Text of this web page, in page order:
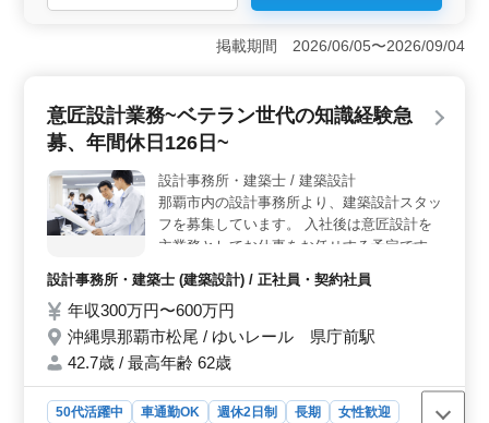
＜設備設計業務募集☆ベテラン経験者ご応募歓迎！週休2
日制で働きやすい環境を提供◎＞ 当社では設計事務所
での設備設計業務に携わるプロフェッショナルを募集し
い。 ＜業務内容と備考＞ 施主との打ち合わせや現
地調査から基本設計、実施設計、積算まで、設計業務全
歓迎し、効率的な業務遂行をサポートします。50代や60
代のベテランの方も多数活躍中で、経験豊富な方々との
共同作業が期待されます。 ＜給与と福利厚生＞ 年
収は300万円から600万円となっており、通勤手当や賞
り、働きやすい環境を提供しています。また、月平均で
の残業時間も10時間程度と、ワークライフバランスを大
切にしています。
掲載期間 2026/06/05〜2026/09/04
意匠設計業務~ベテラン世代の知識経験急
募、年間休日126日~
設計事務所・建築士 / 建築設計
那覇市内の設計事務所より、建築設計スタッ
フを募集しています。 入社後は意匠設計を
主業務としてお仕事をお任せする予定です。
住宅、一般事務所 etc. 【業務内容】 ・取引
先との打ち合わせ、現地調査、プランニング
・基本設計、実施設計、積算 ・確認申請、
各種書類作成、施工会社選定、設計監理 等
祝休み！年間休日126日！ ◯通勤に便利な立
設計事務所・建築士 (建築設計) / 正社員・契約社員
年収300万円〜600万円
沖縄県那覇市松尾 / ゆいレール 県庁前駅
42.7歳 / 最高年齢 62歳
50代活躍中 車通勤OK 週休2日制 長期
女性歓迎